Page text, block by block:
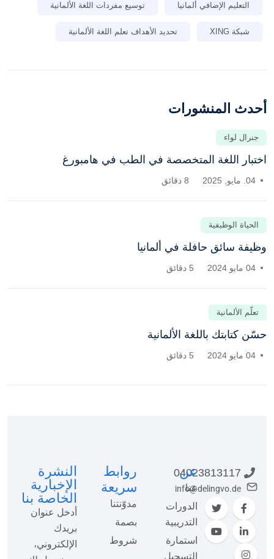
التعليم الإضافي ألمانيا توسيع مفردات اللغة الألمانية
شبكة XING تحديد الأهداف تعلم اللغة الألمانية
أحدث المنشورات
جنرال لواء
اختبار اللغة المتخصصة في الطب في هامبورغ
04. مايو, 2025 8 دقائق
الحياة الوظيفية
وظيفة سائق حافلة في ألمانيا
04 مايو 2024 5 دقائق
تعلّم الألمانية
حسّن كتابتك باللغة الألمانية
04 مايو 2024 5 دقائق
04023813117
info@delingvo.de
عن
عنا
الدورات
التدريبية
استمارة
التسجيل
روابط
سريعة
مدوّنتنا
بصمة
شروط
النشرة
الإخبارية
الخاصة بنا
أدخل عنوان
بريدك
الإلكتروني،